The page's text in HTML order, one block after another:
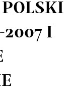
POLSKI
2007 I